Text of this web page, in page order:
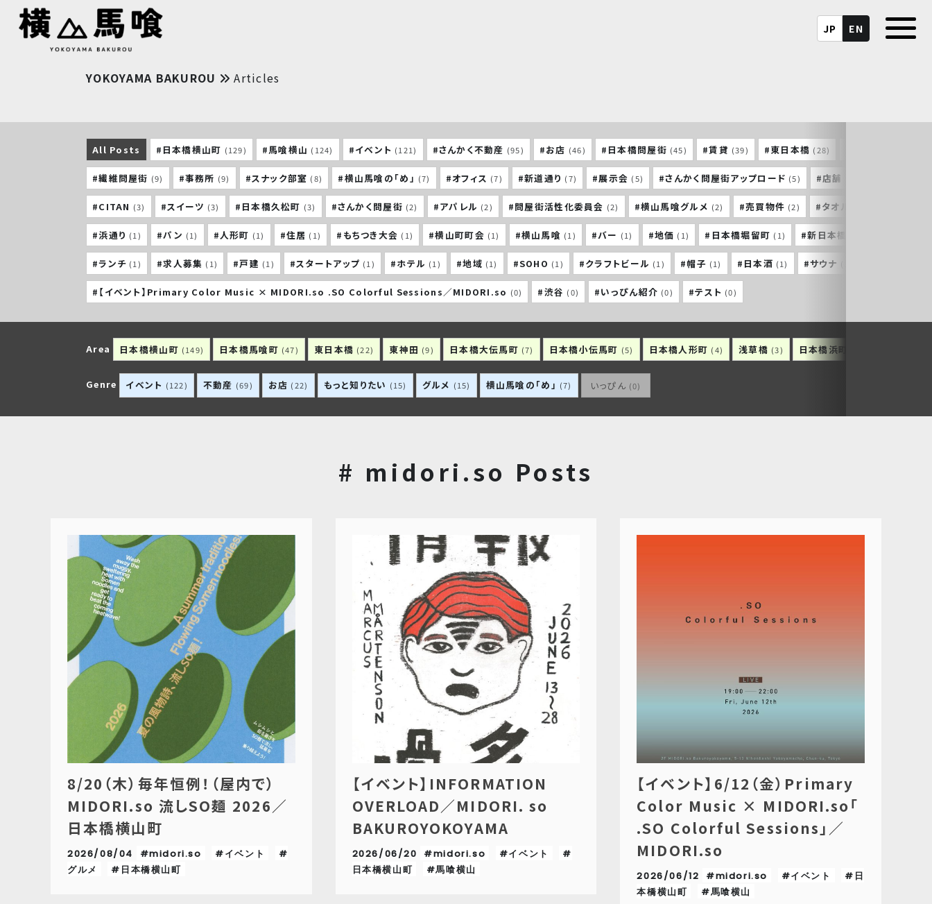
JP EN
YOKOYAMA BAKUROU Articles
All Posts #日本橋横山町 (129) #馬喰横山 (124) #イベント (121) #さんかく不動産 (95) #お店 (46) #日本橋問屋街 (45) #賃貸 (39) #東日本橋 (28)
#繊維問屋街 (9) #事務所 (9) #スナック部室 (8) #横山馬喰の「め」 (7) #オフィス (7) #新道通り (7) #展示会 (5) #さんかく問屋街アップロード (5) #店舗
#CITAN (3) #スイーツ (3) #日本橋久松町 (3) #さんかく問屋街 (2) #アパレル (2) #問屋街活性化委員会 (2) #横山馬喰グルメ (2) #売買物件 (2) #タオル
#浜通り (1) #パン (1) #人形町 (1) #住居 (1) #もちつき大会 (1) #横山町町会 (1) #横山馬喰 (1) #バー (1) #地価 (1) #日本橋堀留町 (1) #新日本橋
#ランチ (1) #求人募集 (1) #戸建 (1) #スタートアップ (1) #ホテル (1) #地域 (1) #SOHO (1) #クラフトビール (1) #帽子 (1) #日本酒 (1) #サウナ
#【イベント】Primary Color Music × MIDORI.so .SO Colorful Sessions／MIDORI.so (0) #渋谷 (0) #いっぴん紹介 (0) #テスト (0)
Area 日本橋横山町 (149) 日本橋馬喰町 (47) 東日本橋 (22) 東神田 (9) 日本橋大伝馬町 (7) 日本橋小伝馬町 (5) 日本橋人形町 (4) 浅草橋 (3) 日本橋浜町
Genre イベント (122) 不動産 (69) お店 (22) もっと知りたい (15) グルメ (15) 横山馬喰の「め」 (7) いっぴん (0)
# midori.so Posts
8/20（木）毎年恒例！（屋内で）
MIDORI.so 流しSO麺 2026／
日本橋横山町
2026/08/04 #midori.so #イベント
#
グルメ
#日本橋横山町
【イベント】INFORMATION
OVERLOAD／MIDORI. so
BAKUROYOKOYAMA
2026/06/20 #midori.so #イベント
#
日本橋横山町
#馬喰横山
【イベント】6/12（金）Primary
Color Music × MIDORI.so「
.SO Colorful Sessions」／
MIDORI.so
2026/06/12 #midori.so #イベント
#日
本橋横山町
#馬喰横山